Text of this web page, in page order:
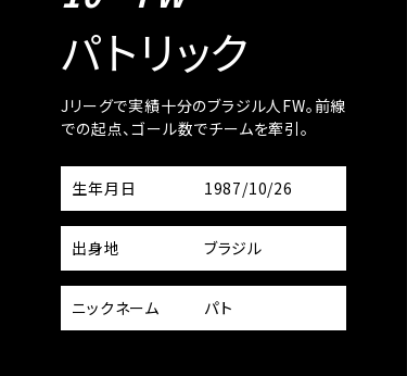
パトリック
Jリーグで実績十分のブラジル人FW。前線
での起点、ゴール数でチームを牽引。
生年月日 1987/10/26
出身地 ブラジル
ニックネーム パト